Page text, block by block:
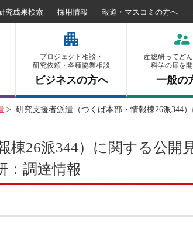
究成果検索 採用情報 報道・マスコミの方へ
プロジェクト相談・
研究依頼・各種協業相談
ビジネスの方へ
産総研ってど
科学の扉を開
一般の
> 研究支援者派遣（つくば本部・情報棟26派344
棟26派344）に関する公開
：調達情報